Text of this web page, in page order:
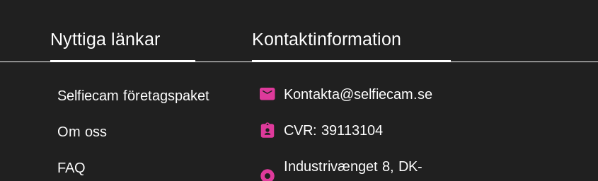
Nyttiga länkar Kontaktinformation
Selfiecam företagspaket
Om oss
FAQ
Kontakta@selfiecam.se
CVR: 39113104
Industrivænget 8, DK-